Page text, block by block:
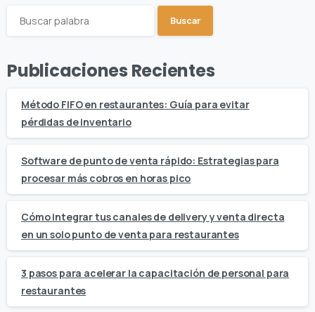
Buscar
Publicaciones Recientes
Método FIFO en restaurantes: Guía para evitar
pérdidas de inventario
Software de punto de venta rápido: Estrategias para
procesar más cobros en horas pico
Cómo integrar tus canales de delivery y venta directa
en un solo punto de venta para restaurantes
3 pasos para acelerar la capacitación de personal para
restaurantes